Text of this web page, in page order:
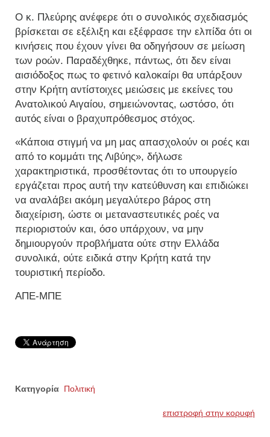
Ο κ. Πλεύρης ανέφερε ότι ο συνολικός σχεδιασμός
βρίσκεται σε εξέλιξη και εξέφρασε την ελπίδα ότι οι
κινήσεις που έχουν γίνει θα οδηγήσουν σε μείωση
των ροών. Παραδέχθηκε, πάντως, ότι δεν είναι
αισιόδοξος πως το φετινό καλοκαίρι θα υπάρξουν
στην Κρήτη αντίστοιχες μειώσεις με εκείνες του
Ανατολικού Αιγαίου, σημειώνοντας, ωστόσο, ότι
αυτός είναι ο βραχυπρόθεσμος στόχος.
«Κάποια στιγμή να μη μας απασχολούν οι ροές και
από το κομμάτι της Λιβύης», δήλωσε
χαρακτηριστικά, προσθέτοντας ότι το υπουργείο
εργάζεται προς αυτή την κατεύθυνση και επιδιώκει
να αναλάβει ακόμη μεγαλύτερο βάρος στη
διαχείριση, ώστε οι μεταναστευτικές ροές να
περιοριστούν και, όσο υπάρχουν, να μην
δημιουργούν προβλήματα ούτε στην Ελλάδα
συνολικά, ούτε ειδικά στην Κρήτη κατά την
τουριστική περίοδο.
ΑΠΕ-ΜΠΕ
Κατηγορία Πολιτική
επιστροφή στην κορυφή